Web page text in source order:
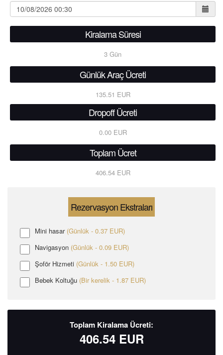
Kiralama Süresi
3 Gün
Günlük Araç Ücreti
135.51 EUR
Dropoff Ücreti
0.00 EUR
Toplam Ücret
406.54 EUR
Rezervasyon Ekstraları
Mini hasar (Günlük - 0.37 EUR)
Navigasyon (Günlük - 0.09 EUR)
Şoför Hizmeti (Günlük - 1.50 EUR)
Bebek Koltuğu (Bir kerelik - 1.87 EUR)
Toplam Kiralama Ücreti:
406.54EUR